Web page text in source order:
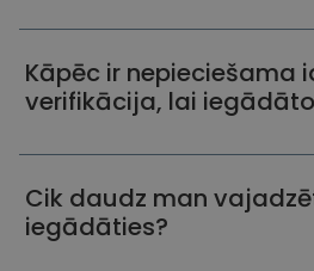
Kāpēc ir nepieciešama
verifikācija, lai
Cik daudz man
iegādāties?